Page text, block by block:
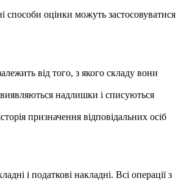
способи оцінки можуть застосовуватися
від того, з якого складу вони
виявляються надлишки і списуються
призначення відповідальних осіб
і податкові накладні. Всі операції з